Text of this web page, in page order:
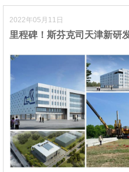
2022年05月11日
里程碑！斯芬克司天津新研